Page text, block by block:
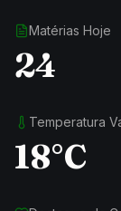
Matérias Hoje
24
Temperatura
18°C